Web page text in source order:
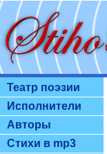
Театр поэзии
Исполнители
Авторы
Стихи в mp3